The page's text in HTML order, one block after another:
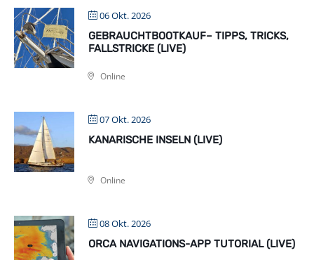
06 Okt. 2026
GEBRAUCHTBOOTKAUF– TIPPS, TRICKS,
FALLSTRICKE (LIVE)
Online
07 Okt. 2026
KANARISCHE INSELN (LIVE)
Online
08 Okt. 2026
ORCA NAVIGATIONS-APP TUTORIAL (LIVE)